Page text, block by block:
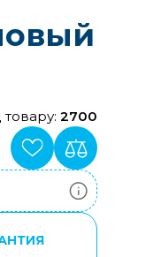
2700
0.01%
0.01%